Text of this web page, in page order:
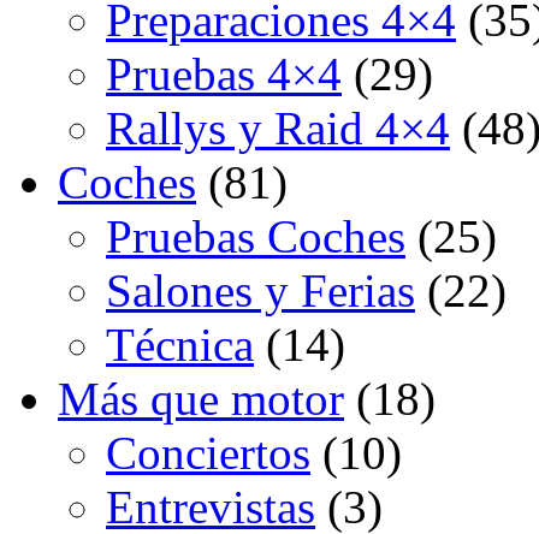
Preparaciones 4×4
Pruebas 4×4 (29)
Rallys y Raid 4×4
Coches (81)
Pruebas Coches (25)
Salones y Ferias (22)
Técnica (14)
Más que motor (18)
Conciertos (10)
Entrevistas (3)